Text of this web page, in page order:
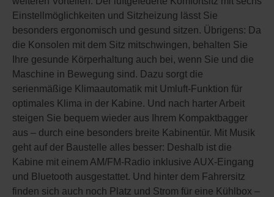
Einstellmöglichkeiten und Sitzheizung lässt Sie
besonders ergonomisch und gesund sitzen. Übrigens: Da
die Konsolen mit dem Sitz mitschwingen, behalten Sie
Ihre gesunde Körperhaltung auch bei, wenn Sie und die
Maschine in Bewegung sind. Dazu sorgt die
serienmäßige Klimaautomatik mit Umluft-Funktion für
optimales Klima in der Kabine. Und nach harter Arbeit
steigen Sie bequem wieder aus Ihrem Kompaktbagger
aus – durch eine besonders breite Kabinentür. Mit Musik
geht auf der Baustelle alles besser: Deshalb ist die
Kabine mit einem AM/FM-Radio inklusive AUX-Eingang
und Bluetooth ausgestattet. Und hinter dem Fahrersitz
finden sich auch noch Platz und Strom für eine Kühlbox –